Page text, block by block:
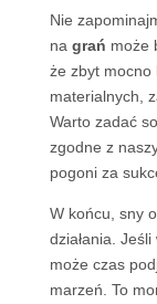
Nie
na grań może
że zbyt mocno
materialnych,
Warto zadać
zgodne z
pogoni za
W końcu, sny o
działania.
może czas
marzeń. To